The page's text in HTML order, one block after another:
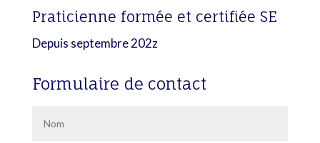
Praticienne formée et certifiée SE
Depuis septembre 202z
Formulaire de contact